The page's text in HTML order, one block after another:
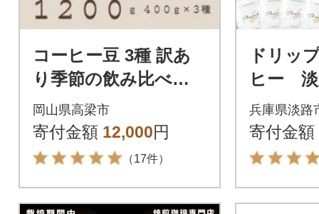
コーヒー豆 3種 訳あ
り季節の飲み比べセ
ット 1200g(200g×6
袋)
岡山県高梁市
寄付金額 12,000円
（17件）
ドリッ
ヒー
と納税
袋 ドリ
グ コ
兵庫県淡路
寄付金額